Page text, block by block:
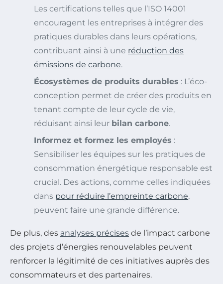
Les certifications telles que l’ISO 14001
encouragent les entreprises à intégrer des
pratiques durables dans leurs opérations,
contribuant ainsi à une réduction des
émissions de carbone.
Écosystèmes de produits durables : L’éco-
conception permet de créer des produits en
tenant compte de leur cycle de vie,
réduisant ainsi leur bilan carbone.
Informez et formez les employés :
Sensibiliser les équipes sur les pratiques de
consommation énergétique responsable est
crucial. Des actions, comme celles indiquées
dans pour réduire l’empreinte carbone,
peuvent faire une grande différence.
De plus, des analyses précises de l’impact carbone
des projets d’énergies renouvelables peuvent
renforcer la légitimité de ces initiatives auprès des
consommateurs et des partenaires.